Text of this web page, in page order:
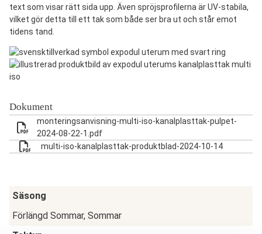
text som visar rätt sida upp. Även spröjsprofilerna är UV-stabila,
vilket gör detta till ett tak som både ser bra ut och står emot
tidens tand.
Dokument
monteringsanvisning-multi-iso-kanalplasttak-pulpet-
2024-08-22-1.pdf
multi-iso-kanalplasttak-produktblad-2024-10-14
Säsong
Förlängd Sommar, Sommar